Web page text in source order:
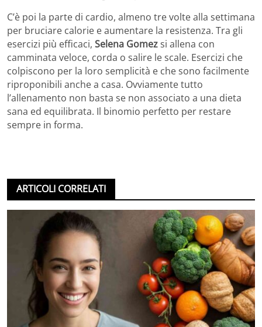
C’è poi la parte di cardio, almeno tre volte alla settimana
per bruciare calorie e aumentare la resistenza. Tra gli
esercizi più efficaci, Selena Gomezsi allena con
camminata veloce, corda o salire le scale. Esercizi che
colpiscono per la loro semplicità e che sono facilmente
riproponibili anche a casa. Ovviamente tutto
l’allenamento non basta se non associato a una dieta
sana ed equilibrata. Il binomio perfetto per restare
sempre in forma.
ARTICOLI CORRELATI